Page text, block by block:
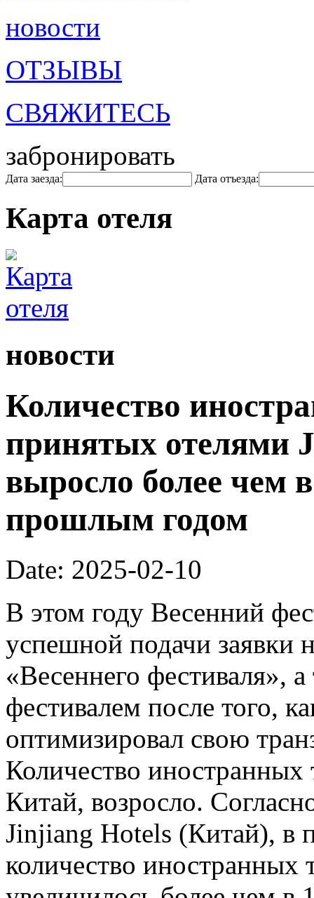
новости
ОТЗЫВЫ
СВЯЖИТЕСЬ
забронировать
Дата заезда: Дата отъезда:
Карта отеля
новости
Количество
принятых отелями
выросло более чем
прошлым годом
Date: 2025-02-10
В этом году Весенний
успешной подачи заявки
«Весеннего фестиваля»,
фестивалем после того,
оптимизировал свою
Количество
Китай, возросло.
Jinjiang Hotels (Китай), в
количество иностранных